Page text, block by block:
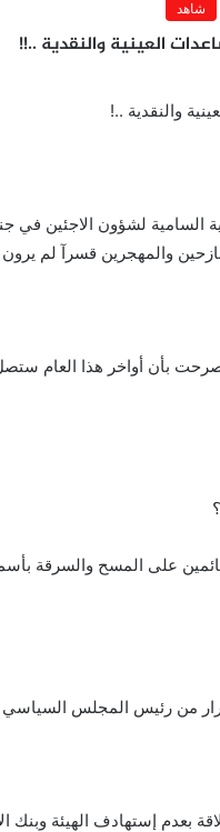
شاهد
العينية والنقدية ..!!
والنقدية ..!
السامية لشؤون الاجئين في
والمهجرين قسرآ لم
على المسح والسرقة
من رئيس المجلس السياسي
بعدم إستهادف الهيئة وبنك